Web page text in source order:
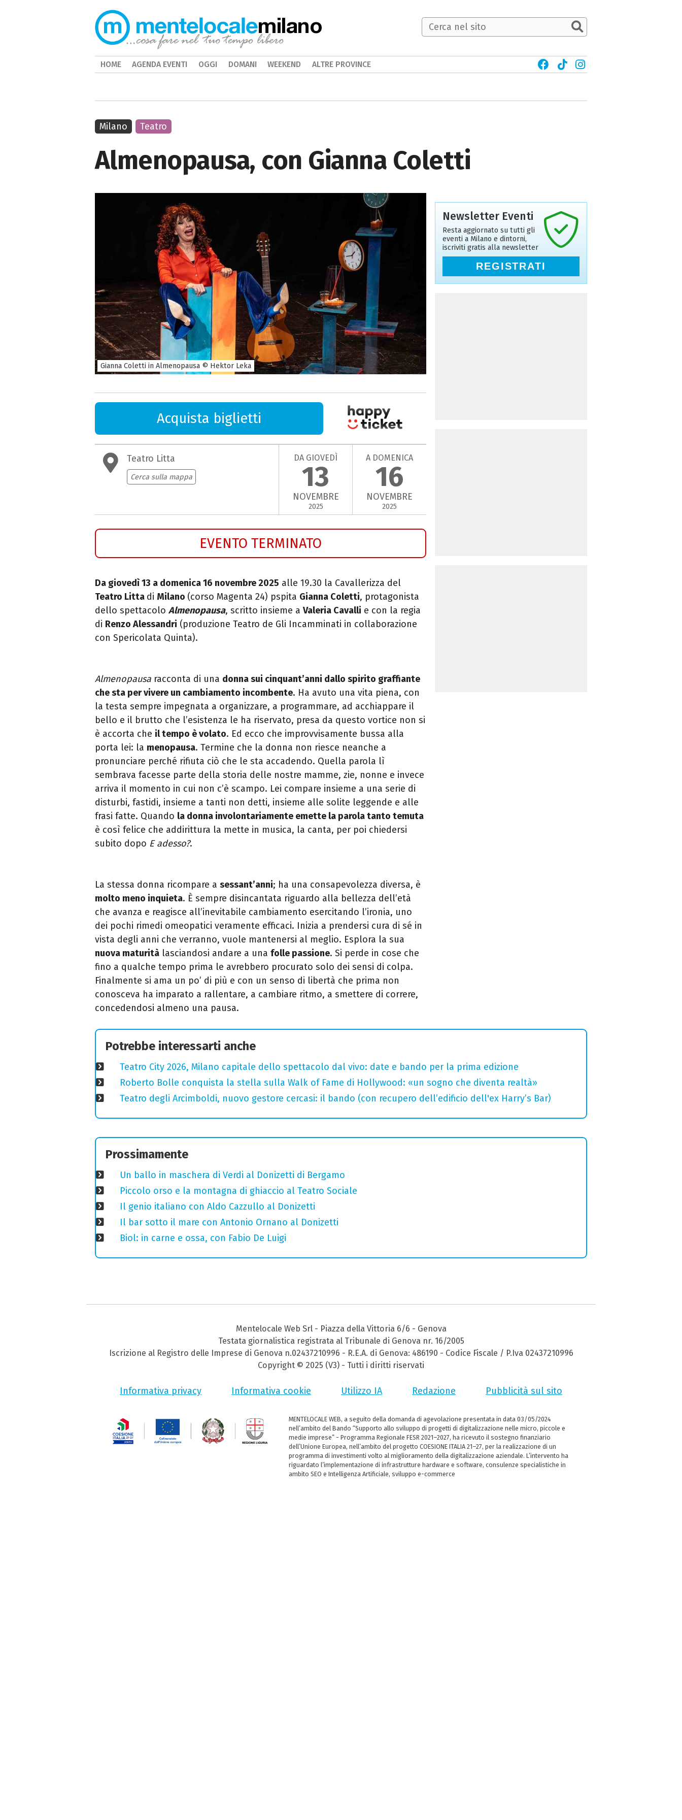
Almenopausa, con Gianna Coletti
Gianna Coletti in Almenopausa © Hektor Leka
Acquista biglietti
Teatro Litta
Cerca sulla mappa
DA GIOVEDÌ
13
NOVEMBRE
2025
A DOMENICA
16
NOVEMBRE
2025
EVENTO TERMINATO
Da giovedì 13 a domenica 16 novembre 2025 alle 19.30 la Cavallerizza del
Teatro Litta di Milano (corso Magenta 24) pspita Gianna Coletti, protagonista
dello spettacolo Almenopausa, scritto insieme a Valeria Cavalli e con la regia
di Renzo Alessandri (produzione Teatro de Gli Incamminati in collaborazione
con Spericolata Quinta).
Almenopausa racconta di una donna sui cinquant’anni dallo spirito graffiante
che sta per vivere un cambiamento incombente. Ha avuto una vita piena, con
la testa sempre impegnata a organizzare, a programmare, ad acchiappare il
bello e il brutto che l’esistenza le ha riservato, presa da questo vortice non si
è accorta che il tempo è volato. Ed ecco che improvvisamente bussa alla
porta lei: la menopausa. Termine che la donna non riesce neanche a
pronunciare perché rifiuta ciò che le sta accadendo. Quella parola lì
sembrava facesse parte della storia delle nostre mamme, zie, nonne e invece
arriva il momento in cui non c’è scampo. Lei compare insieme a una serie di
disturbi, fastidi, insieme a tanti non detti, insieme alle solite leggende e alle
frasi fatte. Quando la donna involontariamente emette la parola tanto temuta
è così felice che addirittura la mette in musica, la canta, per poi chiedersi
subito dopo E adesso?.
La stessa donna ricompare a sessant’anni; ha una consapevolezza diversa, è
molto meno inquieta. È sempre disincantata riguardo alla bellezza dell’età
che avanza e reagisce all’inevitabile cambiamento esercitando l’ironia, uno
dei pochi rimedi omeopatici veramente efficaci. Inizia a prendersi cura di sé in
vista degli anni che verranno, vuole mantenersi al meglio. Esplora la sua
nuova maturità lasciandosi andare a una folle passione. Si perde in cose che
fino a qualche tempo prima le avrebbero procurato solo dei sensi di colpa.
Finalmente si ama un po’ di più e con un senso di libertà che prima non
conosceva ha imparato a rallentare, a cambiare ritmo, a smettere di correre,
concedendosi almeno una pausa.
Milano Teatro
Newsletter Eventi
Resta aggiornato su tutti gli
eventi a Milano e dintorni,
iscriviti gratis alla newsletter
REGISTRATI
Potrebbe interessarti anche
Teatro City 2026, Milano capitale dello spettacolo dal vivo: date e bando per la prima edizione
Roberto Bolle conquista la stella sulla Walk of Fame di Hollywood: «un sogno che diventa realtà»
Teatro degli Arcimboldi, nuovo gestore cercasi: il bando (con recupero dell’edificio dell'ex Harry’s Bar)
Prossimamente
Un ballo in maschera di Verdi al Donizetti di Bergamo
Piccolo orso e la montagna di ghiaccio al Teatro Sociale
Il genio italiano con Aldo Cazzullo al Donizetti
Il bar sotto il mare con Antonio Ornano al Donizetti
Biol: in carne e ossa, con Fabio De Luigi
milano
HOME AGENDA EVENTI OGGI DOMANI WEEKEND ALTRE PROVINCE
Mentelocale Web Srl - Piazza della Vittoria 6/6 - Genova
Testata giornalistica registrata al Tribunale di Genova nr. 16/2005
Iscrizione al Registro delle Imprese di Genova n.02437210996 - R.E.A. di Genova: 486190 - Codice Fiscale / P.Iva 02437210996
Copyright © 2025 (V3) - Tutti i diritti riservati
Informativa privacy Informativa cookie Utilizzo IA Redazione Pubblicità sul sito
MENTELOCALE WEB, a seguito della domanda di agevolazione presentata in data 03/05/2024
nell’ambito del Bando “Supporto allo sviluppo di progetti di digitalizzazione nelle micro, piccole e
medie imprese” - Programma Regionale FESR 2021–2027, ha ricevuto il sostegno finanziario
dell’Unione Europea, nell’ambito del progetto COESIONE ITALIA 21–27, per la realizzazione di un
programma di investimenti volto al miglioramento della digitalizzazione aziendale. L’intervento ha
riguardato l’implementazione di infrastrutture hardware e software, consulenze specialistiche in
ambito SEO e Intelligenza Artificiale, sviluppo e-commerce